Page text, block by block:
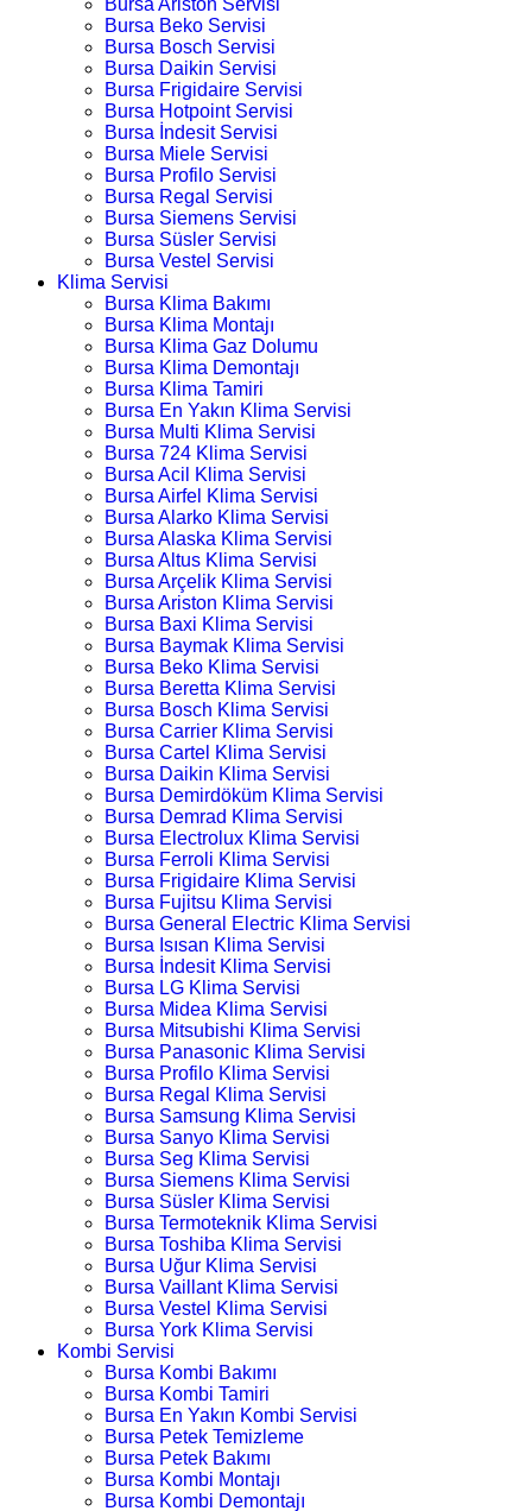
Bursa Beko Servisi
Bursa Bosch Servisi
Bursa Daikin Servisi
Bursa Frigidaire Servisi
Bursa Hotpoint Servisi
Bursa İndesit Servisi
Bursa Miele Servisi
Bursa Profilo Servisi
Bursa Regal Servisi
Bursa Siemens Servisi
Bursa Süsler Servisi
Bursa Vestel Servisi
Klima Servisi
Bursa Klima Bakımı
Bursa Klima Montajı
Bursa Klima Gaz Dolumu
Bursa Klima Demontajı
Bursa Klima Tamiri
Bursa En Yakın Klima Servisi
Bursa Multi Klima Servisi
Bursa 724 Klima Servisi
Bursa Acil Klima Servisi
Bursa Airfel Klima Servisi
Bursa Alarko Klima Servisi
Bursa Alaska Klima Servisi
Bursa Altus Klima Servisi
Bursa Arçelik Klima Servisi
Bursa Ariston Klima Servisi
Bursa Baxi Klima Servisi
Bursa Baymak Klima Servisi
Bursa Beko Klima Servisi
Bursa Beretta Klima Servisi
Bursa Bosch Klima Servisi
Bursa Carrier Klima Servisi
Bursa Cartel Klima Servisi
Bursa Daikin Klima Servisi
Bursa Demirdöküm Klima Servisi
Bursa Demrad Klima Servisi
Bursa Electrolux Klima Servisi
Bursa Ferroli Klima Servisi
Bursa Frigidaire Klima Servisi
Bursa Fujitsu Klima Servisi
Bursa General Electric Klima Servisi
Bursa Isısan Klima Servisi
Bursa İndesit Klima Servisi
Bursa LG Klima Servisi
Bursa Midea Klima Servisi
Bursa Mitsubishi Klima Servisi
Bursa Panasonic Klima Servisi
Bursa Profilo Klima Servisi
Bursa Regal Klima Servisi
Bursa Samsung Klima Servisi
Bursa Sanyo Klima Servisi
Bursa Seg Klima Servisi
Bursa Siemens Klima Servisi
Bursa Süsler Klima Servisi
Bursa Termoteknik Klima Servisi
Bursa Toshiba Klima Servisi
Bursa Uğur Klima Servisi
Bursa Vaillant Klima Servisi
Bursa Vestel Klima Servisi
Bursa York Klima Servisi
Kombi Servisi
Bursa Kombi Bakımı
Bursa Kombi Tamiri
Bursa En Yakın Kombi Servisi
Bursa Petek Temizleme
Bursa Petek Bakımı
Bursa Kombi Montajı
Bursa Kombi Demontajı